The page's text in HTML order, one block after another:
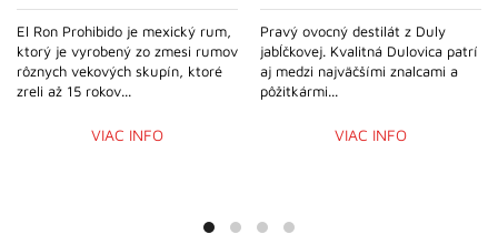
El Ron Prohibido je mexický rum,
ktorý je vyrobený zo zmesi rumov
rôznych vekových skupín, ktoré
zreli až 15 rokov...
VIAC INFO
Pravý ovocný destilát z Duly
jabĺčkovej. Kvalitná Dulovica patrí
aj medzi najväčšími znalcami a
pôžitkármi...
VIAC INFO